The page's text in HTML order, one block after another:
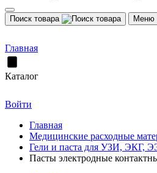
Поиск товара Меню
Главная
Каталог
Войти
Главная
Медицинские расходные
Гели и паста для УЗИ, ЭКГ,
Пасты электродные